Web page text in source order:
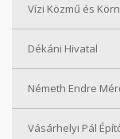
Vízi Közmű és
Dékáni Hivatal
Németh Endre
Vásárhelyi Pál